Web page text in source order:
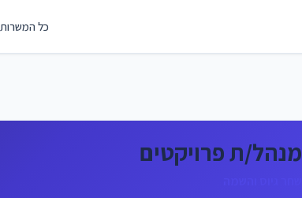
כל המשרות
מנהל/ת פרויקטים